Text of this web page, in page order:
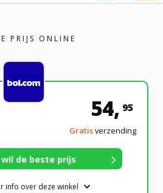
PRIJS ONLINE
54,95
Gratisverzending
info over deze winkel